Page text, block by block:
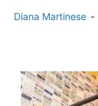
Diana Martinese -